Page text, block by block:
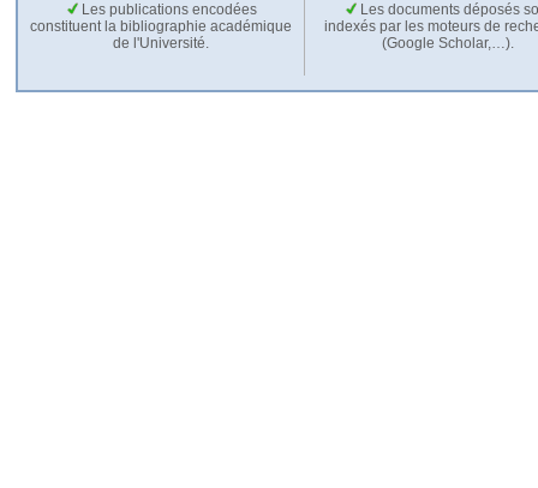
Les publications encodées
constituent la bibliographie académique
de l'Université.
Les documents déposés
indexés par les moteurs de
(Google Scholar,…).